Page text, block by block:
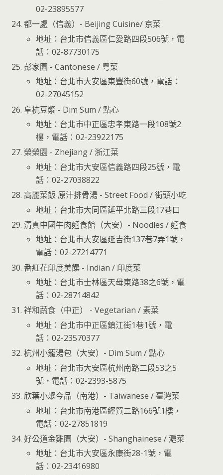
02-23895577
都一處（信義）- Beijing Cuisine/ 京菜
地址：台北市信義區仁愛路四段506號，電
話：02-87730175
彭家園 - Cantonese / 粵菜
地址：台北市大安區東豐街60號，電話：
02-27045152
阜杭豆漿 - Dim Sum / 點心
地址：台北市中正區忠孝東路一段108號2
樓，電話：02-23922175
榮榮園 - Zhejiang / 浙江菜
地址：台北市大安區信義路四段25號，電
話：02-27038822
高麗菜飯 原汁排骨湯 - Street Food / 街頭小吃
地址：台北市大同區延平北路三段17巷口
清真中國牛肉麵食館（大安）- Noodles / 麵食
地址：台北市大安區延吉街137巷7弄1號，
電話：02-27214771
番紅花印度美饌 - Indian / 印度菜
地址：台北市士林區天母東路38之6號，電
話：02-28714842
祥和蔬食（中正） - Vegetarian / 素菜
地址：台北市中正區鎮江街1巷1號，電
話：02-23570377
杭州小籠湯包（大安）- Dim Sum / 點心
地址：台北市大安區杭州南路二段53之5
號，電話：02-2393-5875
欣葉小聚今品（南港）- Taiwanese / 臺灣菜
地址：台北市南港區經貿二路166號1樓，
電話：02-27851819
好公道金雞園（大安）- Shanghainese / 滬菜
地址：台北市大安區永康街28-1號，電
話：02-23416980